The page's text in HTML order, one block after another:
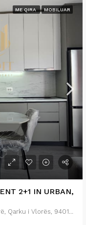
ME QIRA MOBILUAR
2+1 IN URBAN,
Rruga Gjergj Kastrioti, Vlorë, Bashkia Vlorë, Qarku i Vlorës, 9401, Shqipëria